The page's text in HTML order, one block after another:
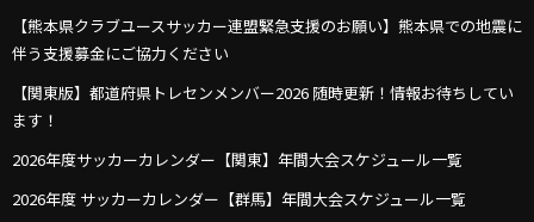
【熊本県クラブユースサッカー連盟緊急支援のお願い】熊本県での地震に
伴う支援募金にご協力ください
【関東版】都道府県トレセンメンバー2026 随時更新！情報お待ちしてい
ます！
2026年度サッカーカレンダー【関東】年間大会スケジュール一覧
2026年度 サッカーカレンダー【群馬】年間大会スケジュール一覧